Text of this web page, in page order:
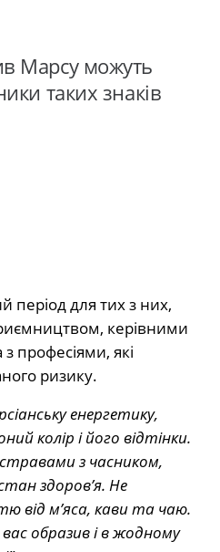
Марсу можуть
таких знаків
період для тих з них,
керівними
з професіями, які
ризику.
енергетику,
колір і його відтінки.
з часником,
здоров’я. Не
від м’яса, кави та чаю.
образив і в жодному